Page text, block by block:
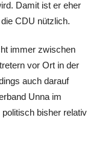
Damit ist er eher
CDU nützlich.
immer zwischen
vor Ort in der
auch darauf
Unna im
bisher relativ